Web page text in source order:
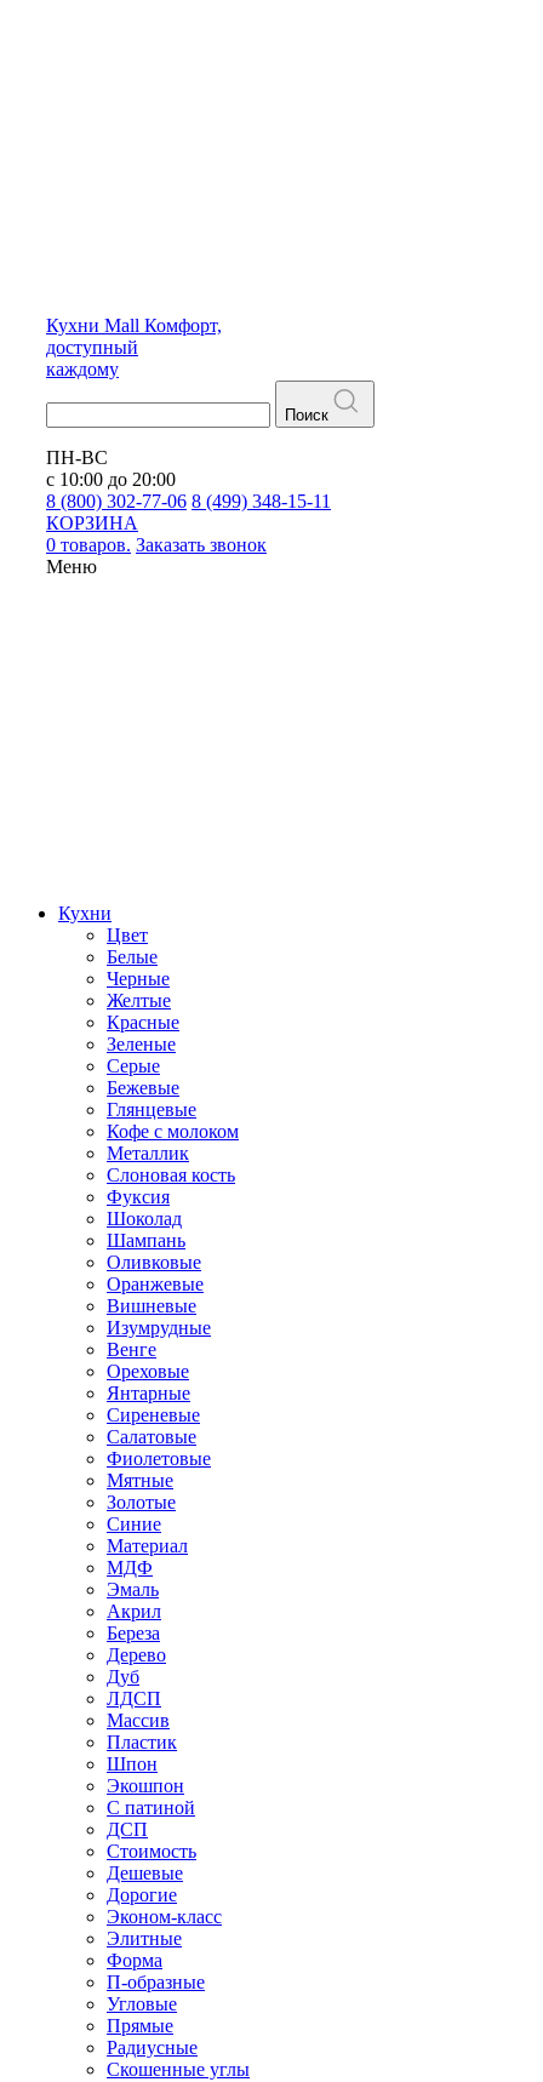
Кухни Mall Комфорт,
доступный
каждому
Поиск
ПН-ВС
с 10:00 до 20:00
8 (800) 302-77-06 8 (499) 348-15-11
КОРЗИНА
0 товаров. Заказать звонок
Меню
Кухни
Цвет
Белые
Черные
Желтые
Красные
Зеленые
Серые
Бежевые
Глянцевые
Кофе с молоком
Металлик
Слоновая кость
Фуксия
Шоколад
Шампань
Оливковые
Оранжевые
Вишневые
Изумрудные
Венге
Ореховые
Янтарные
Сиреневые
Салатовые
Фиолетовые
Мятные
Золотые
Синие
Материал
МДФ
Эмаль
Акрил
Береза
Дерево
Дуб
ЛДСП
Массив
Пластик
Шпон
Экошпон
С патиной
ДСП
Стоимость
Дешевые
Дорогие
Эконом-класс
Элитные
Форма
П-образные
Угловые
Прямые
Радиусные
Скошенные углы